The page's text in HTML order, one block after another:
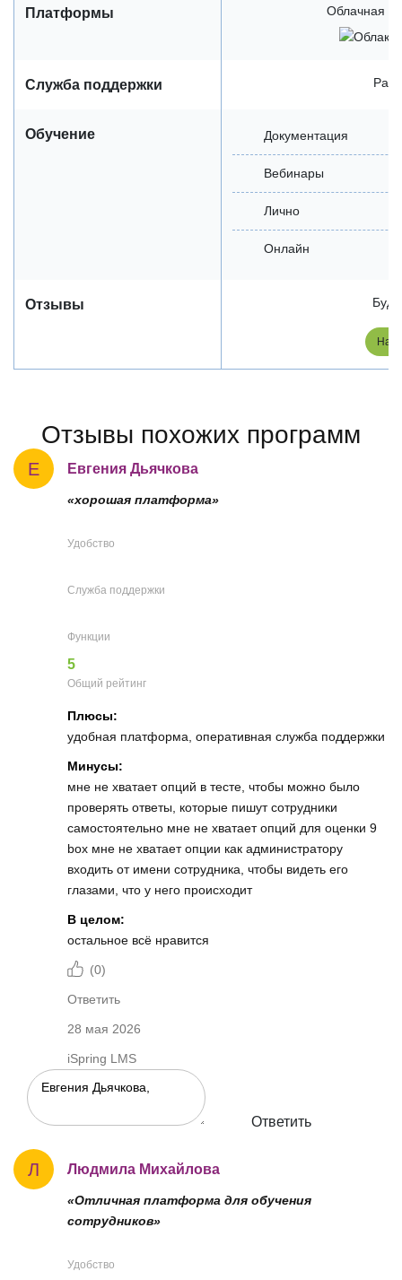
Платформы Облачная /
Служба поддержки
Обучение Документация
Вебинары
Лично
Онлайн
Отзывы
Отзывы похожих программ
Е Евгения Дьячкова
«хорошая платформа»
Удобство
Служба поддержки
Функции
5
Общий рейтинг
Плюсы:
удобная платформа, оперативная служба поддержки
Минусы:
мне не хватает опций в тесте, чтобы можно было
проверять ответы, которые пишут сотрудники
самостоятельно мне не хватает опций для оценки 9
box мне не хватает опции как администратору
входить от имени сотрудника, чтобы видеть его
глазами, что у него происходит
В целом:
остальное всё нравится
(0)
Ответить
28 мая 2026
iSpring LMS
Ответить
Л Людмила Михайлова
«Отличная платформа для обучения
сотрудников»
Удобство